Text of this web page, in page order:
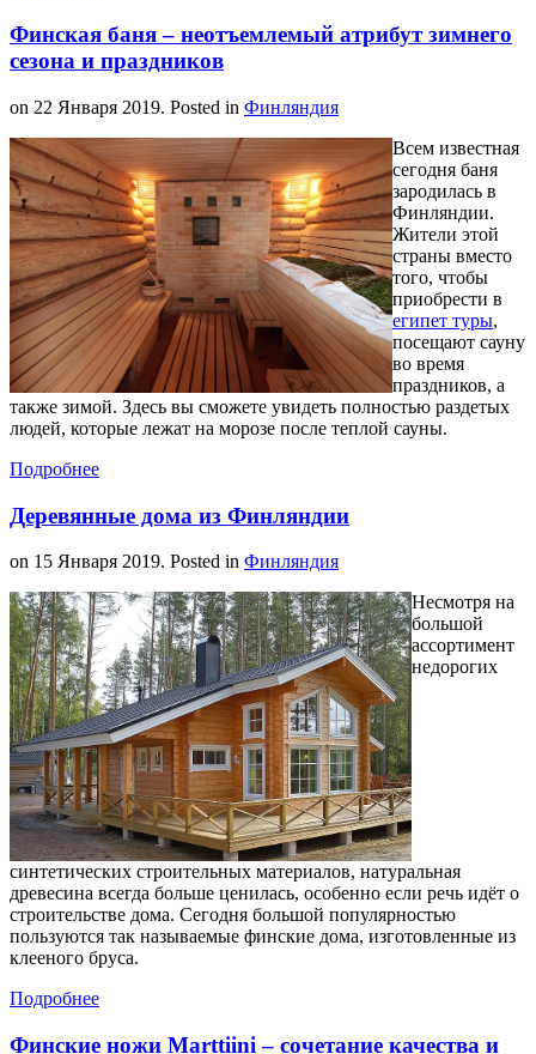
Финская баня – неотъемлемый атрибут зимнего
сезона и праздников
on 22 Января 2019. Posted in Финляндия
Всем известная
сегодня баня
зародилась в
Финляндии.
Жители этой
страны вместо
того, чтобы
приобрести в
египет туры,
посещают сауну
во время
праздников, а
также зимой. Здесь вы сможете увидеть полностью раздетых
людей, которые лежат на морозе после теплой сауны.
Подробнее
Деревянные дома из Финляндии
on 15 Января 2019. Posted in Финляндия
Несмотря на
большой
ассортимент
недорогих
синтетических строительных материалов, натуральная
древесина всегда больше ценилась, особенно если речь идёт о
строительстве дома. Сегодня большой популярностью
пользуются так называемые финские дома, изготовленные из
клееного бруса.
Подробнее
Финские ножи Marttiini – сочетание качества и